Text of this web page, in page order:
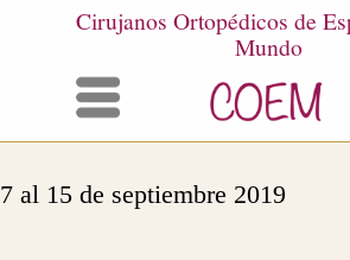
Cirujanos Ortopédicos de España para el
Mundo
7 al 15 de septiembre 2019 expedición
49